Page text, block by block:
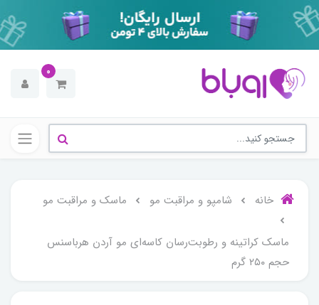
0
خانه شامپو و مراقبت مو ماسک و مراقبت مو
ماسک کراتینه و رطوبت‌رسان کاسه‌ای مو آردن هرباسنس
حجم ۲۵۰ گرم